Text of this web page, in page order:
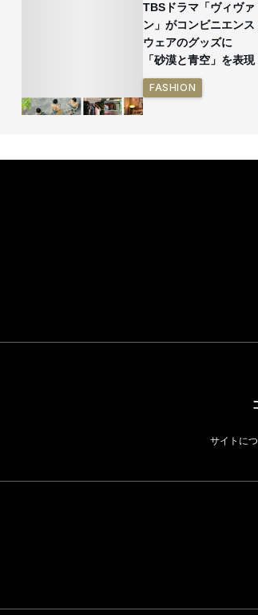
TBSドラマ「ヴィヴァ
ン」がコンビニエンス
ウェアのグッズに
「砂漠と青空」を表現
FASHION
サイトに